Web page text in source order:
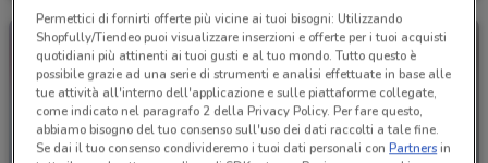
Permettici di fornirti offerte più vicine ai tuoi bisogni: Utilizzando
Shopfully/Tiendeo puoi visualizzare inserzioni e offerte per i tuoi acquisti
quotidiani più attinenti ai tuoi gusti e al tuo mondo. Tutto questo è
possibile grazie ad una serie di strumenti e analisi effettuate in base alle
tue attività all'interno dell'applicazione e sulle piattaforme collegate,
come indicato nel paragrafo 2 della Privacy Policy. Per fare questo,
abbiamo bisogno del tuo consenso sull'uso dei dati raccolti a tale fine.
Se dai il tuo consenso condivideremo i tuoi dati personali conPartnersin